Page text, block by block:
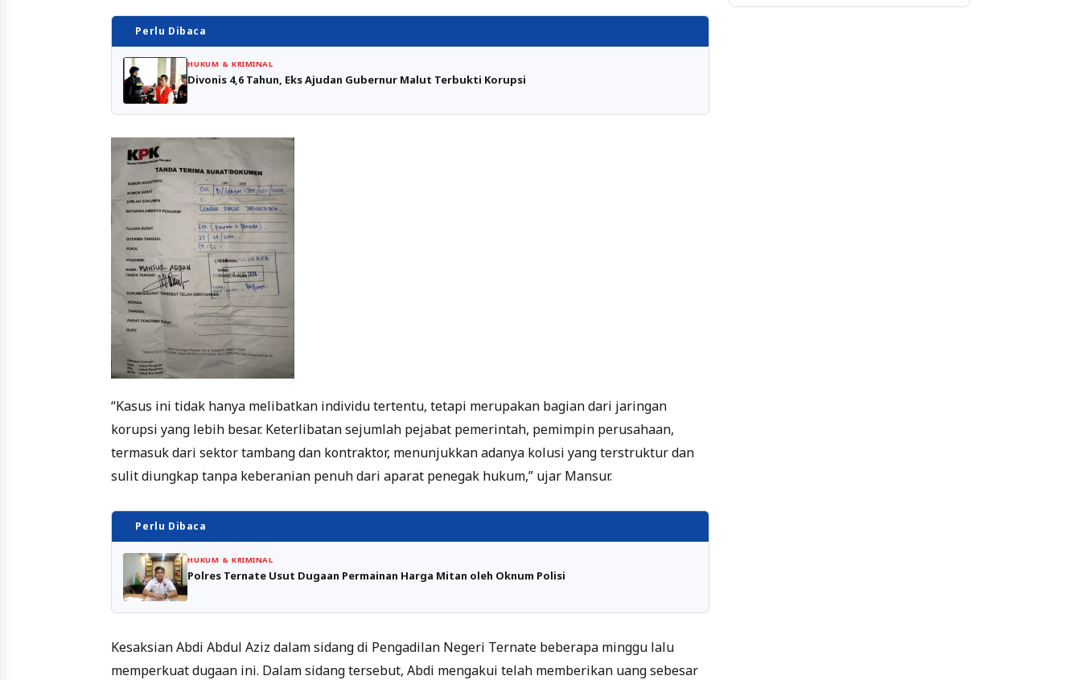
Perlu Dibaca
HUKUM & KRIMINAL
Divonis 4,6 Tahun, Eks Ajudan Gubernur Malut Terbukti Korupsi
“Kasus ini tidak hanya melibatkan individu tertentu, tetapi merupakan bagian dari jaringan
korupsi yang lebih besar. Keterlibatan sejumlah pejabat pemerintah, pemimpin perusahaan,
termasuk dari sektor tambang dan kontraktor, menunjukkan adanya kolusi yang terstruktur dan
sulit diungkap tanpa keberanian penuh dari aparat penegak hukum,” ujar Mansur.
Perlu Dibaca
HUKUM & KRIMINAL
Polres Ternate Usut Dugaan Permainan Harga Mitan oleh Oknum Polisi
Kesaksian Abdi Abdul Aziz dalam sidang di Pengadilan Negeri Ternate beberapa minggu lalu
memperkuat dugaan ini. Dalam sidang tersebut, Abdi mengakui telah memberikan uang sebesar